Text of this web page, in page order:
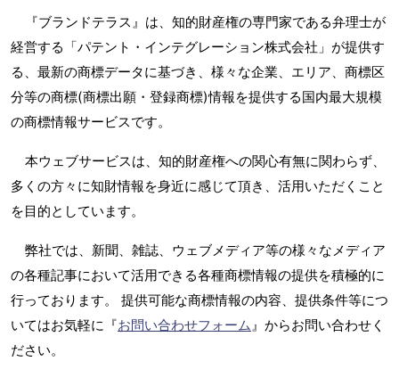
『ブランドテラス』は、知的財産権の専門家である弁理士が
経営する「パテント・インテグレーション株式会社」が提供す
る、最新の商標データに基づき、様々な企業、エリア、商標区
分等の商標(商標出願・登録商標)情報を提供する国内最大規模
の商標情報サービスです。
本ウェブサービスは、知的財産権への関心有無に関わらず、
多くの方々に知財情報を身近に感じて頂き、活用いただくこと
を目的としています。
弊社では、新聞、雑誌、ウェブメディア等の様々なメディア
の各種記事において活用できる各種商標情報の提供を積極的に
行っております。 提供可能な商標情報の内容、提供条件等につ
いてはお気軽に『お問い合わせフォーム』からお問い合わせく
ださい。